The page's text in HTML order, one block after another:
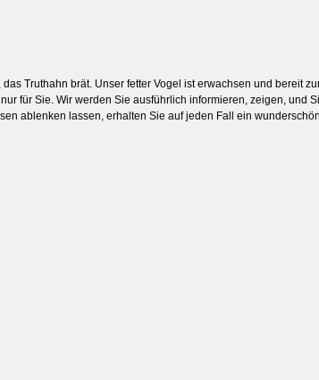
Truthahn brät. Unser fetter Vogel ist erwachsen und bereit
für Sie. Wir werden Sie ausführlich informieren, zeigen, und
ablenken lassen, erhalten Sie auf jeden Fall ein